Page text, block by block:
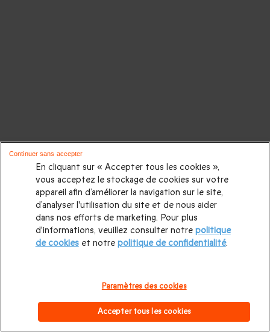
En cliquant sur « Accepter tous les cookies »,
vous acceptez le stockage de cookies sur votre
appareil afin d’améliorer la navigation sur le site,
d’analyser l'utilisation du site et de nous aider
dans nos efforts de marketing. Pour plus
d'informations, veuillez consulter notre politique
de cookieset notre politique de confidentialité.
Paramètres des cookies
Accepter tous les cookies
Continuer sans accepter